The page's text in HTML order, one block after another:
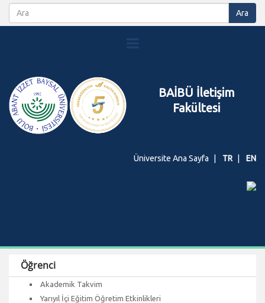
BAİBÜ İletişim
Fakültesi
Üniversite Ana Sayfa TR EN
Öğrenci
Akademik Takvim
Yarıyıl İçi Eğitim Öğretim Etkinlikleri